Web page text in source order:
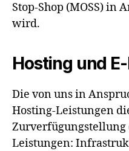
Stop-Shop (MOSS) in
wird.
Hosting und
Die von uns in
Hosting-Leistungen
Leistungen: